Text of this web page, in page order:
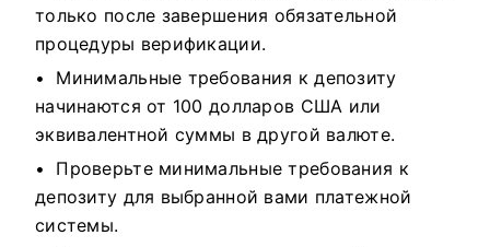
только после завершения обязательной
процедуры верификации.
Минимальные требования к депозиту
начинаются от 100 долларов США или
эквивалентной суммы в другой валюте.
Проверьте минимальные требования к
депозиту для выбранной вами платежной
системы.